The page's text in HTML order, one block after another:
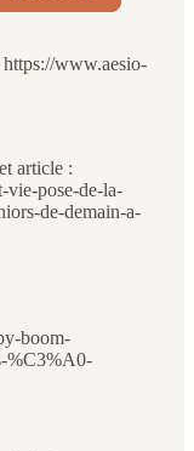
https://www.aesio-
article :
vie-pose-de-la-
de-demain-a-
boom-
%C3%A0-